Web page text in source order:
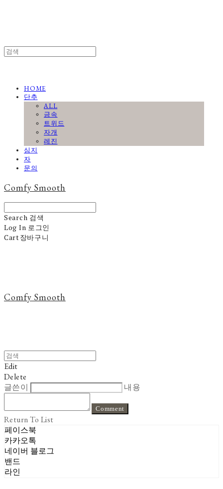
HOME
단추
ALL
금속
트위드
자개
레진
심지
자
문의
Comfy Smooth
Search 검색
Log In 로그인
Cart장바구니
Comfy Smooth
Edit
Delete
글쓴이
내용
Comment
Return To List
페이스북
카카오톡
네이버 블로그
밴드
라인